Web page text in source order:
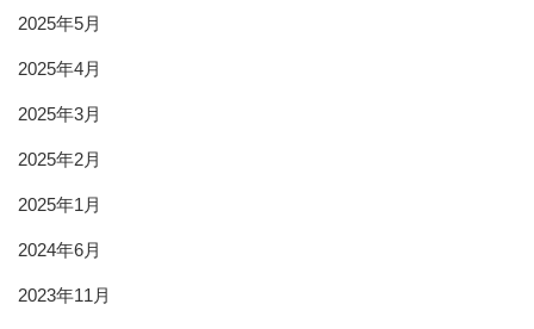
2025年5月
2025年4月
2025年3月
2025年2月
2025年1月
2024年6月
2023年11月